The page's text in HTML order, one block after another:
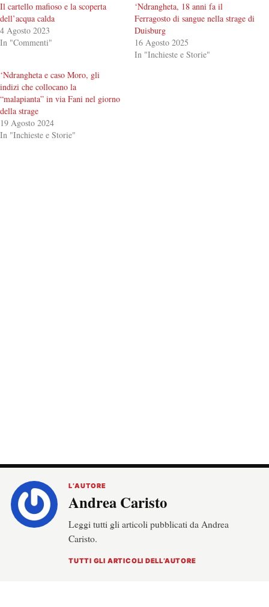
Il cartello mafioso e la scoperta
dell’acqua calda
4 Agosto 2023
In "Commenti"
‘Ndrangheta, 18 anni fa il
Ferragosto di sangue nella strage di
Duisburg
16 Agosto 2025
In "Inchieste e Storie"
‘Ndrangheta e caso Moro, gli
indizi che collocano la
“malapianta” in via Fani nel giorno
della strage
19 Agosto 2024
In "Inchieste e Storie"
L’AUTORE
Andrea Caristo
Leggi tutti gli articoli pubblicati da Andrea
Caristo.
TUTTI GLI ARTICOLI DELL’AUTORE